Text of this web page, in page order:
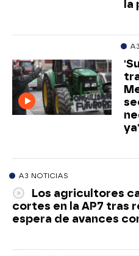
la
A3 NOTICIAS
Los agricultores
cortes en la AP7 tras
espera de avances